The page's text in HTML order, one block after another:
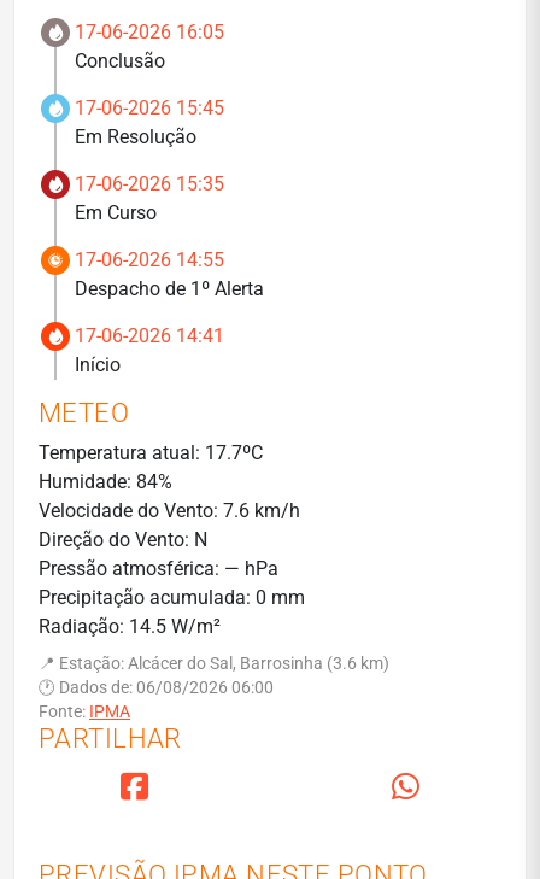
17-06-2026 16:05
Conclusão
17-06-2026 15:45
Em Resolução
17-06-2026 15:35
Em Curso
17-06-2026 14:55
Despacho de 1º Alerta
17-06-2026 14:41
Início
METEO
Temperatura atual: 17.7ºC
Humidade: 84%
Velocidade do Vento: 7.6 km/h
Direção do Vento: N
Pressão atmosférica: — hPa
Precipitação acumulada: 0 mm
Radiação: 14.5 W/m²
📍 Estação: Alcácer do Sal, Barrosinha (3.6 km)
🕐 Dados de: 06/08/2026 06:00
Fonte: IPMA
PARTILHAR